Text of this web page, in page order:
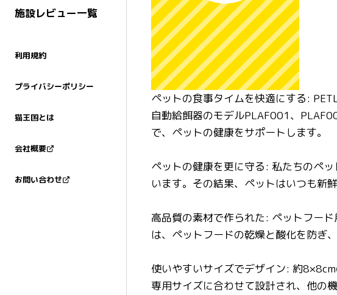
施設レビュー一覧
利用規約
プライバシーポリシー
猫王国とは
会社概要
お問い合わせ
ペットの食事タイムを快適にする:
自動給餌器のモデルPLAF001、
で、ペットの健康をサポートします。
ペットの健康を更に守る: 私たちのペ
います。その結果、ペットはいつも新
高品質の素材で作られた: ペットフー
は、ペットフードの乾燥と酸化を防ぎ
使いやすいサイズでデザイン: 約
専用サイズに合わせて設計され、他の